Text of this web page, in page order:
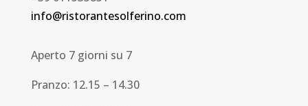
info@ristorantesolferino.com
Aperto 7 giorni su 7
Pranzo: 12.15 – 14.30